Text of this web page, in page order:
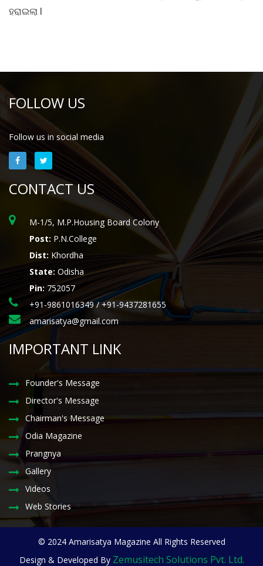
ହରାଇଲା l
FOLLOW US
Follow us in social media
CONTACT US
M-1/5, M.P.Housing Board Colony
Post: P.N.College
Dist: Khordha
State: Odisha
Pin:752057
+91-9861016349 / +91-9437281655
amarisatya@gmail.com
IMPORTANT LINK
Founder's Message
Director's Message
Chairman's Message
Odia Magazine
Prangnya
Gallery
Videos
Web Stories
© 2024 Amarisatya Magazine All Rights Reserved
Design & Developed By Zemusitech Solutions Pvt. Ltd.